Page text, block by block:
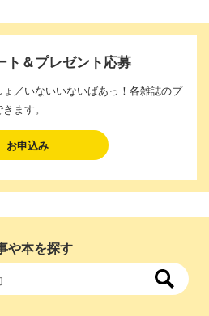
ト＆プレゼント応募
／いないいないばあっ！各雑誌のプ
ます。
お申込み
や本を探す